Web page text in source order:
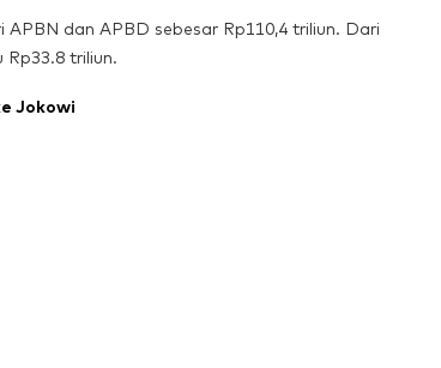
dan APBD sebesar Rp110,4 triliun. Dari
triliun.
Jokowi